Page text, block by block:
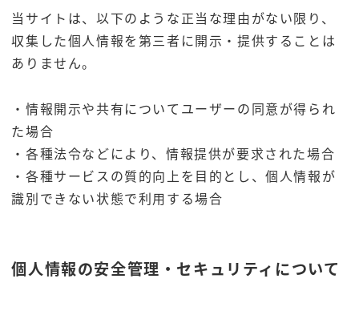
当サイトは、以下のような正当な理由がない限り、
収集した個人情報を第三者に開示・提供することは
ありません。
・情報開示や共有についてユーザーの同意が得られ
た場合
・各種法令などにより、情報提供が要求された場合
・各種サービスの質的向上を目的とし、個人情報が
識別できない状態で利用する場合
個人情報の安全管理・セキュリティについて